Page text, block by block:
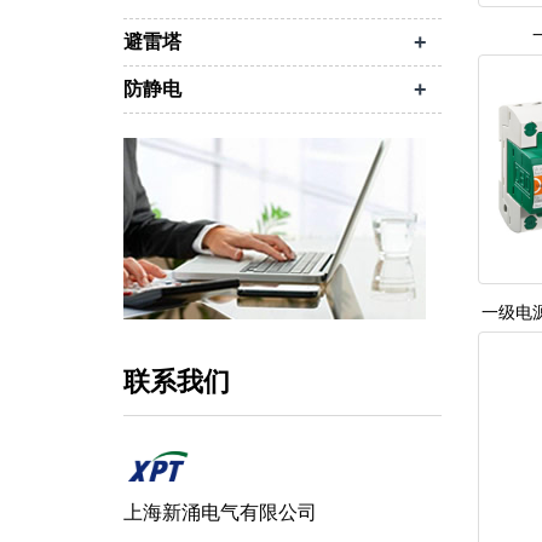
一级电
避雷塔 +
防静电 +
联系我们
上海新涌电气有限公司